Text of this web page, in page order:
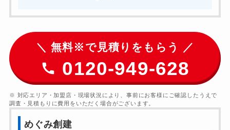
＼ 無料※で見積りをもらう ／
0120-949-628
※ 対応エリア・加盟店・現場状況により、事前にお客様にご確認したうえで
調査・見積もりに費用をいただく場合がございます。
めぐみ創建